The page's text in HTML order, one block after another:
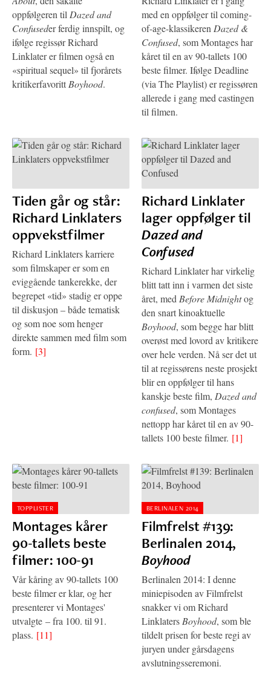
oppfølgeren til Dazed and
Confuseder ferdig innspilt, og
ifølge regissør Richard
Linklater er filmen også en
«spiritual sequel» til fjorårets
kritikerfavoritt Boyhood.
med en oppfølger til coming-
of-age-klassikeren Dazed &
Confused, som Montages har
kåret til en av 90-tallets 100
beste filmer. Ifølge Deadline
(via The Playlist) er regissøren
allerede i gang med castingen
til filmen.
Tiden går og står:
Richard Linklaters
oppvekstfilmer
Richard Linklaters karriere
som filmskaper er som en
eviggående tankerekke, der
begrepet «tid» stadig er oppe
til diskusjon – både tematisk
og som noe som henger
direkte sammen med film som
form. [3]
Richard Linklater
lager oppfølger til
Dazed and
Confused
Richard Linklater har virkelig
blitt tatt inn i varmen det siste
året, med Before Midnightog
den snart kinoaktuelle
Boyhood, som begge har blitt
overøst med lovord av kritikere
over hele verden. Nå ser det ut
til at regissørens neste prosjekt
blir en oppfølger til hans
kanskje beste film, Dazed and
confused, som Montages
nettopp har kåret til en av 90-
tallets 100 beste filmer. [1]
TOPPLISTER
Montages kårer
90-tallets beste
filmer: 100-91
Vår kåring av 90-tallets 100
beste filmer er klar, og her
presenterer vi Montages'
utvalgte – fra 100. til 91.
plass. [11]
BERLINALEN 2014
Filmfrelst #139:
Berlinalen 2014,
Boyhood
Berlinalen 2014: I denne
miniepisoden av Filmfrelst
snakker vi om Richard
Linklaters Boyhood, som ble
tildelt prisen for beste regi av
juryen under gårsdagens
avslutningsseremoni.